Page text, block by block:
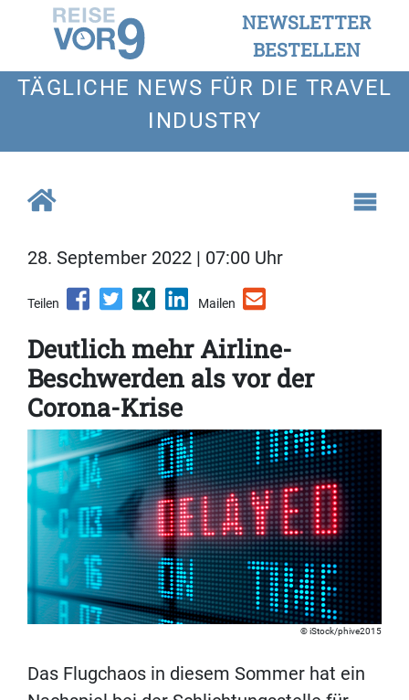
NEWSLETTER
BESTELLEN
TÄGLICHE NEWS FÜR DIE TRAVEL
INDUSTRY
28. September 2022 | 07:00 Uhr
Teilen Mailen
Deutlich mehr Airline-
Beschwerden als vor der
Corona-Krise
iStock/phive2015
Das Flugchaos in diesem Sommer hat ein